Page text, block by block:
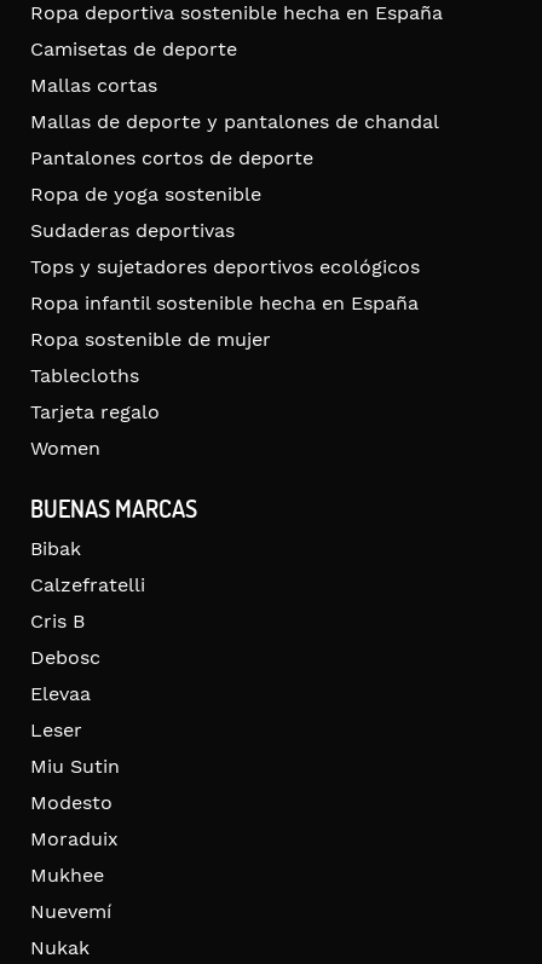
Ropa deportiva sostenible hecha en España
Camisetas de deporte
Mallas cortas
Mallas de deporte y pantalones de chandal
Pantalones cortos de deporte
Ropa de yoga sostenible
Sudaderas deportivas
Tops y sujetadores deportivos ecológicos
Ropa infantil sostenible hecha en España
Ropa sostenible de mujer
Tablecloths
Tarjeta regalo
Women
BUENAS MARCAS
Bibak
Calzefratelli
Cris B
Debosc
Elevaa
Leser
Miu Sutin
Modesto
Moraduix
Mukhee
Nuevemí
Nukak